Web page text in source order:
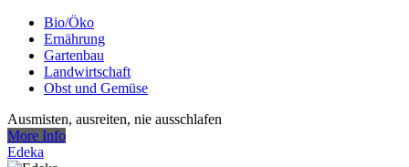
Bio/Öko
Ernährung
Gartenbau
Landwirtschaft
Obst und Gemüse
Ausmisten, ausreiten, nie ausschlafen
More Info
Edeka